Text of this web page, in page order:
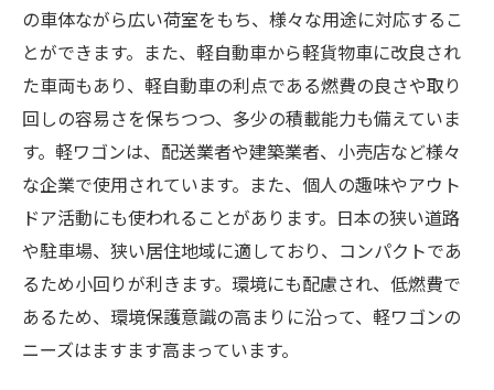
の車体ながら広い荷室をもち、様々な用途に対応するこ
とができます。また、軽自動車から軽貨物車に改良され
た車両もあり、軽自動車の利点である燃費の良さや取り
回しの容易さを保ちつつ、多少の積載能力も備えていま
す。軽ワゴンは、配送業者や建築業者、小売店など様々
な企業で使用されています。また、個人の趣味やアウト
ドア活動にも使われることがあります。日本の狭い道路
や駐車場、狭い居住地域に適しており、コンパクトであ
るため小回りが利きます。環境にも配慮され、低燃費で
あるため、環境保護意識の高まりに沿って、軽ワゴンの
ニーズはますます高まっています。